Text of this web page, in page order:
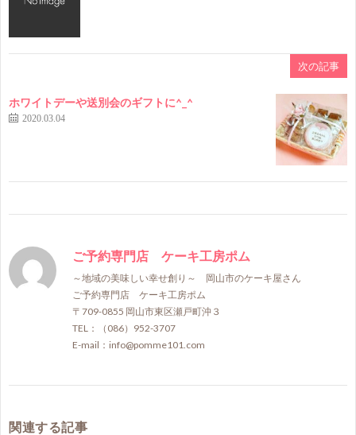
次の記事
ホワイトデーや送別会のギフトに^_^
2020.03.04
ご予約専門店 ケーキ工房ポム
～地域の美味しい幸せ創り～ 岡山市のケーキ屋さん
ご予約専門店 ケーキ工房ポム
〒709-0855 岡山市東区瀬戸町沖３
TEL：（086）952-3707
E-mail：info@pomme101.com
関連する記事